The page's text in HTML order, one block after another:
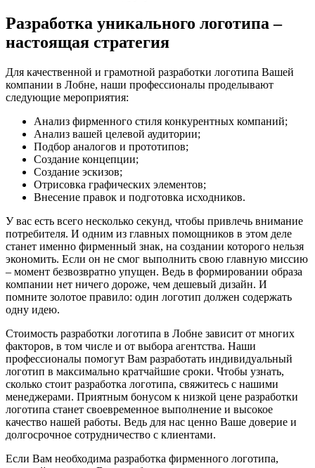
Разработка уникального логотипа –
настоящая стратегия
Для качественной и грамотной разработки логотипа Вашей
компании в Лобне, наши профессионалы проделывают
следующие мероприятия:
Анализ фирменного стиля конкурентных компаний;
Анализ вашей целевой аудитории;
Подбор аналогов и прототипов;
Создание концепции;
Создание эскизов;
Отрисовка графических элементов;
Внесение правок и подготовка исходников.
У вас есть всего несколько секунд, чтобы привлечь внимание
потребителя. И одним из главных помощников в этом деле
станет именно фирменный знак, на создании которого нельзя
экономить. Если он не смог выполнить свою главную миссию
– момент безвозвратно упущен. Ведь в формировании образа
компании нет ничего дороже, чем дешевый дизайн. И
помните золотое правило: один логотип должен содержать
одну идею.
Стоимость разработки логотипа в Лобне зависит от многих
факторов, в том числе и от выбора агентства. Наши
профессионалы помогут Вам разработать индивидуальный
логотип в максимально кратчайшие сроки. Чтобы узнать,
сколько стоит разработка логотипа, свяжитесь с нашими
менеджерами. Приятным бонусом к низкой цене разработки
логотипа станет своевременное выполнение и высокое
качество нашей работы. Ведь для нас ценно Ваше доверие и
долгосрочное сотрудничество с клиентами.
Если Вам необходима разработка фирменного логотипа,